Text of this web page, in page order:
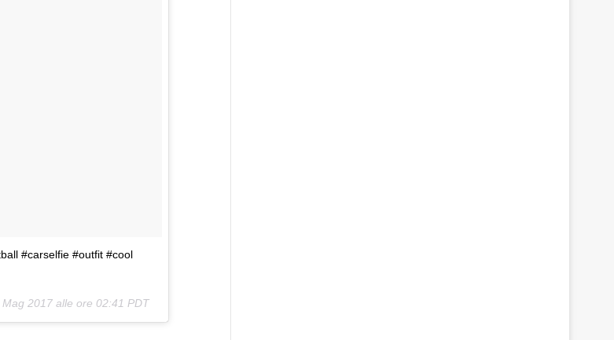
#carselfie #outfit #cool
Mag 2017 alle ore 02:41 PDT